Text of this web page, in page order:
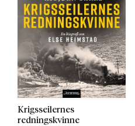
Krigsseilernes
redningskvinne